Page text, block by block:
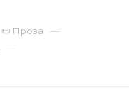
📜 Проза —
—